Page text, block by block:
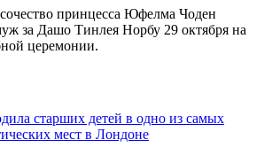
принцесса Юфелма Чоден
за Дашо Тинлея Норбу 29 октября на
церемонии.
старших детей в одно из самых
мест в Лондоне